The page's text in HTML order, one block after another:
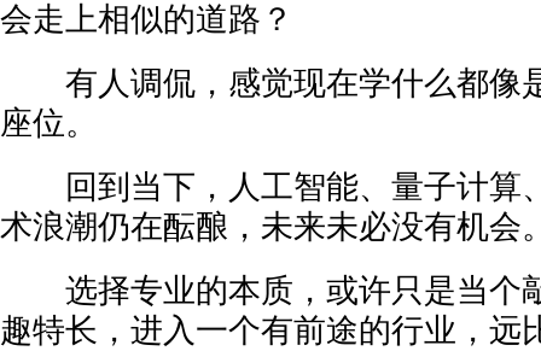
会走上相似的道路？
有人调侃，感觉现在学什么都像
座位。
回到当下，人工智能、量子计算
术浪潮仍在酝酿，未来未必没有机会
选择专业的本质，或许只是当个
趣特长，进入一个有前途的行业，远